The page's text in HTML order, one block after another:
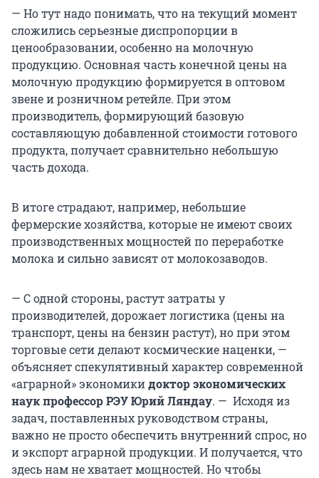
— Но тут надо понимать, что на текущий момент
сложились серьезные диспропорции в
ценообразовании, особенно на молочную
продукцию. Основная часть конечной цены на
молочную продукцию формируется в оптовом
звене и розничном ретейле. При этом
производитель, формирующий базовую
составляющую добавленной стоимости готового
продукта, получает сравнительно небольшую
часть дохода.
В итоге страдают, например, небольшие
фермерские хозяйства, которые не имеют своих
производственных мощностей по переработке
молока и сильно зависят от молокозаводов.
— С одной стороны, растут затраты у
производителей, дорожает логистика (цены на
транспорт, цены на бензин растут), но при этом
торговые сети делают космические наценки, —
объясняет спекулятивный характер современной
«аграрной» экономикидоктор экономических
наук профессор РЭУ Юрий Ляндау. — Исходя из
задач, поставленных руководством страны,
важно не просто обеспечить внутренний спрос, но
и экспорт аграрной продукции. И получается, что
здесь нам не хватает мощностей. Но чтобы